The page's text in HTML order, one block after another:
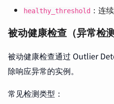
healthy_threshold ：连
被动健康检查（异常检测
被动健康检查通过 Outlier
除响应异常的实例。
常见检测类型：